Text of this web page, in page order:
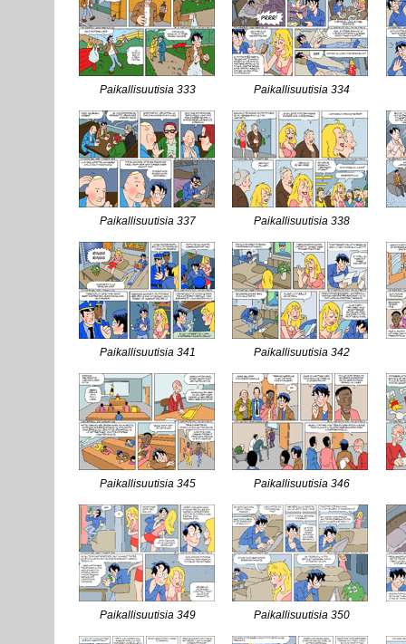
Paikallisuutisia 333 Paikallisuutisia 334
Paikallisuutisia 337 Paikallisuutisia 338
Paikallisuutisia 341 Paikallisuutisia 342
Paikallisuutisia 345 Paikallisuutisia 346
Paikallisuutisia 349 Paikallisuutisia 350